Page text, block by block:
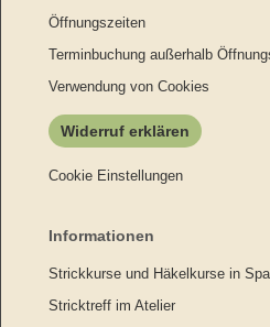
Öffnungszeiten
Terminbuchung außerhalb
Verwendung von Cookies
Widerruf erklären
Cookie Einstellungen
Informationen
Strickkurse und Häkelkurse in
Stricktreff im Atelier